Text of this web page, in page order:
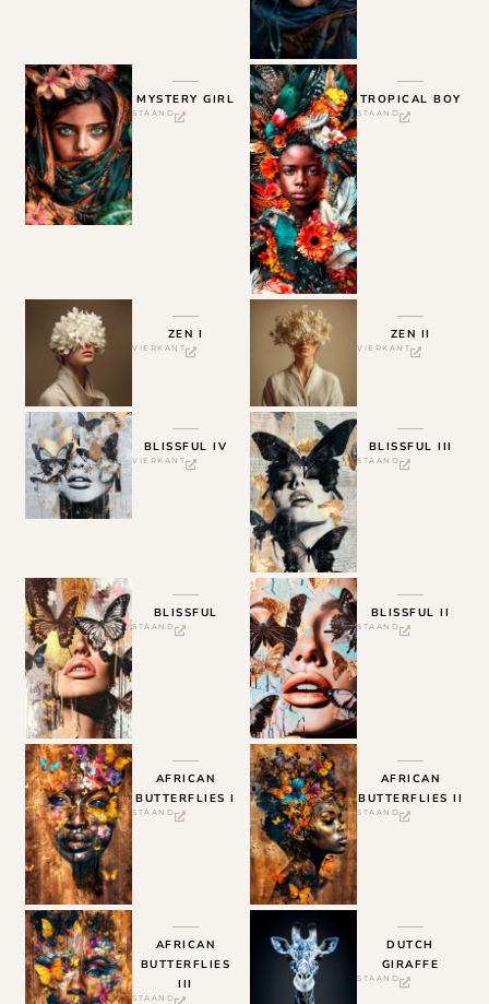
MYSTERY GIRL
STAAND
TROPICAL BOY
STAAND
ZEN I
VIERKANT
ZEN II
VIERKANT
BLISSFUL IV
VIERKANT
BLISSFUL III
STAAND
BLISSFUL
STAAND
BLISSFUL II
STAAND
AFRICAN
BUTTERFLIES I
STAAND
AFRICAN
BUTTERFLIES II
STAAND
AFRICAN
BUTTERFLIES
III
STAAND
DUTCH
GIRAFFE
STAAND